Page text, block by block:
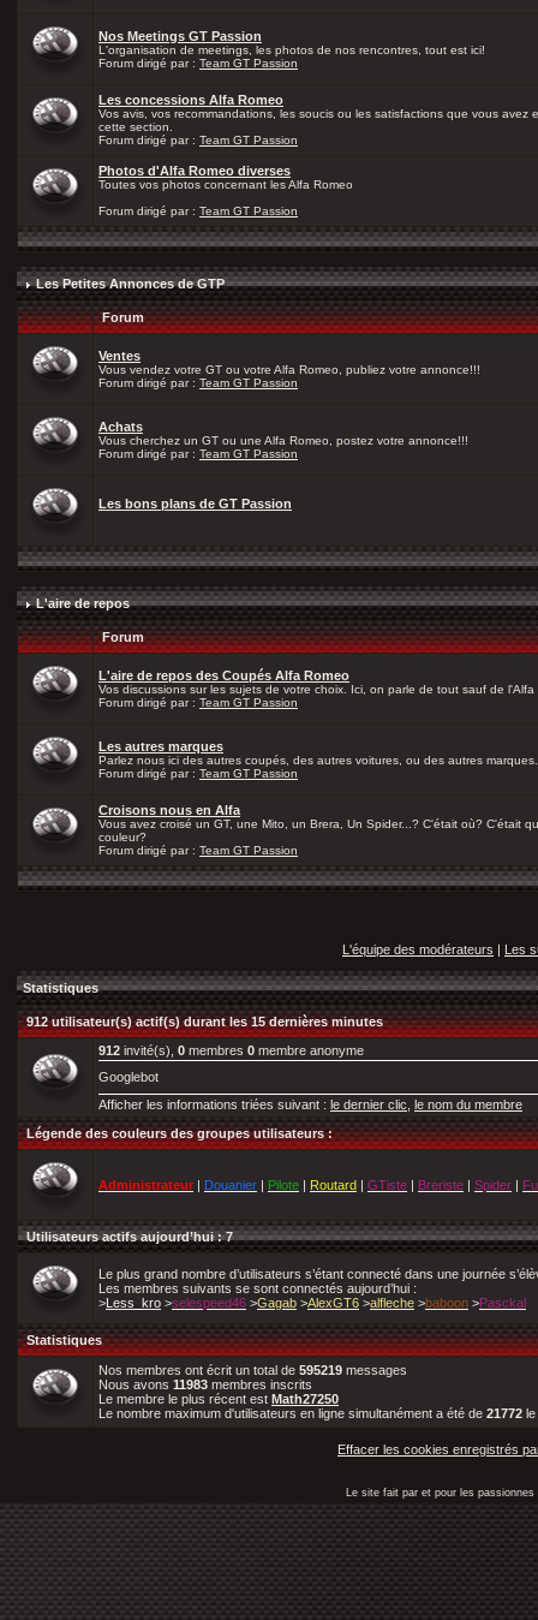
Nos Meetings GT Passion
L'organisation de meetings, les photos de nos rencontres, tout est ici!
Forum dirigé par : Team GT Passion
Les concessions Alfa Romeo
Vos avis, vos recommandations, les soucis ou les satisfactions que vous avez
cette section.
Forum dirigé par : Team GT Passion
Photos d'Alfa Romeo diverses
Toutes vos photos concernant les Alfa Romeo
Forum dirigé par : Team GT Passion
Les Petites Annonces de GTP
Forum
Ventes
Vous vendez votre GT ou votre Alfa Romeo, publiez votre annonce!!!
Forum dirigé par : Team GT Passion
Achats
Vous cherchez un GT ou une Alfa Romeo, postez votre annonce!!!
Forum dirigé par : Team GT Passion
Les bons plans de GT Passion
L'aire de repos
Forum
L'aire de repos des Coupés Alfa Romeo
Vos discussions sur les sujets de votre choix. Ici, on parle de tout sauf de l'Alfa
Forum dirigé par : Team GT Passion
Les autres marques
Parlez nous ici des autres coupés, des autres voitures, ou des autres marques.
Forum dirigé par : Team GT Passion
Croisons nous en Alfa
Vous avez croisé un GT, une Mito, un Brera, Un Spider...? C'était où? C'était
couleur?
Forum dirigé par : Team GT Passion
L'équipe des modérateurs | Les
Statistiques
912 utilisateur(s) actif(s) durant les 15 dernières minutes
912 invité(s), 0 membres 0 membre anonyme
Googlebot
Afficher les informations triées suivant : le dernier clic le nom du membre
Légende des couleurs des groupes utilisateurs :
Administrateur | Douanier | Pilote | Routard | GTiste | Breriste | Spider |
Utilisateurs actifs aujourd’hui : 7
Le plus grand nombre d’utilisateurs s’étant connecté dans une journée
Les membres suivants se sont connectés aujourd’hui :
>Less_kro >selespeed46 >Gagab >AlexGT6 >alfleche >baboon >Pasckal
Statistiques
Nos membres ont écrit un total de 595219 messages
Nous avons 11983 membres inscrits
Le membre le plus récent est Math27250
Le nombre maximum d'utilisateurs en ligne simultanément a été de 21772 le
Effacer les cookies enregistrés
Le site fait par et pour les